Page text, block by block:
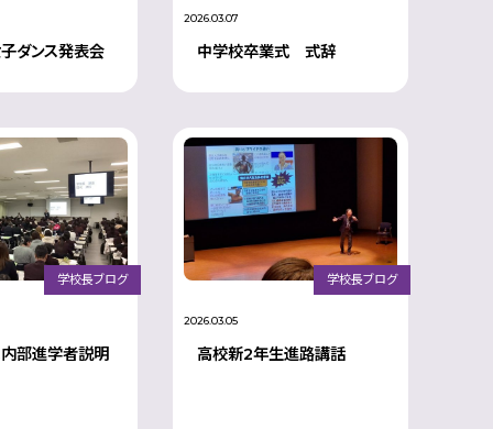
ダンス発表会
2026.03.07
中学校卒業式 式辞
学校長ブログ
部進学者説明
2026.03.05
学校長ブログ
高校新2年生進路講話